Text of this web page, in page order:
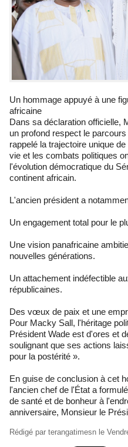
Un hommage appuyé à une figure majeure de la démocratie
africaine
Dans sa déclaration officielle,
un profond respect le
rappelé la trajectoire unique
vie et les combats politiques
l'évolution démocratique du
continent africain.
L'ancien président a
Un engagement total pour le
Une vision panafricaine
nouvelles générations.
Un attachement indéfectible
républicaines.
Des vœux de paix et une
Pour Macky Sall, l'héritage
Président Wade est d'ores et
soulignant que ses actions
pour la postérité ».
En guise de conclusion à cet
l'ancien chef de l'État a
de santé et de bonheur à
anniversaire, Monsieur le
Rédigé par terangatimesn le